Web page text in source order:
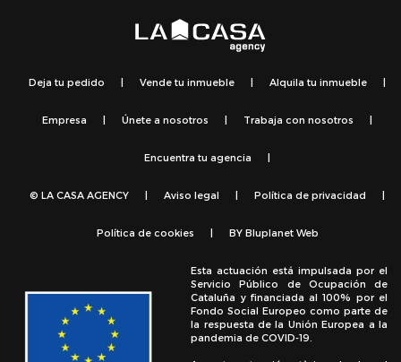
Deja tu pedido | Vende tu inmueble | Alquila tu inmueble |
Empresa | Únete a nosotros | Trabaja con nosotros |
Encuentra tu agencia |
© LA CASA AGENCY | Aviso legal | Política de privacidad |
Política de cookies | BY Bluplanet Web
Esta actuación está impulsada por el
Servicio Público de Ocupación de
Cataluña y financiada al 100% por el
Fondo Social Europeo como parte de
la respuesta de la Unión Europea a la
pandemia de COVID-19.